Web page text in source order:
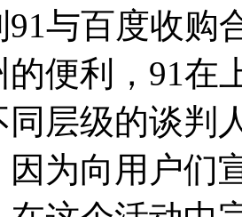
91与百度收购
的便利，91在
同层级的谈判
因为向用户们